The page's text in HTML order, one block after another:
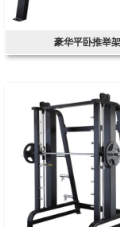
豪华平卧推举架